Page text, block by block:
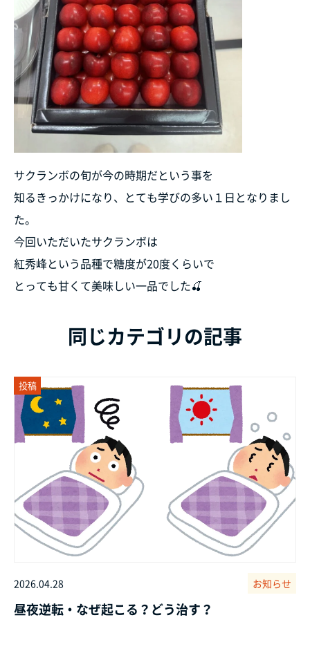
サクランボの旬が今の時期だという事を
知るきっかけになり、とても学びの多い１日となりまし
た。
今回いただいたサクランボは
紅秀峰という品種で糖度が20度くらいで
とっても甘くて美味しい一品でした🍒
同じカテゴリの記事
投稿
2026.04.28 お知らせ
昼夜逆転・なぜ起こる？どう治す？